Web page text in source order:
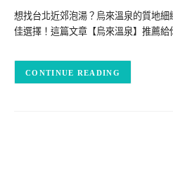
想找台北近郊泡湯？烏來溫泉的質地
佳選擇！這篇文章【烏來溫泉】推薦
CONTINUE READING